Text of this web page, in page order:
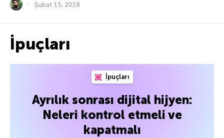
Şubat 15, 2018
İpuçları
İpuçları
Ayrılık sonrası dijital hijyen:
Neleri kontrol etmeli ve
kapatmalı